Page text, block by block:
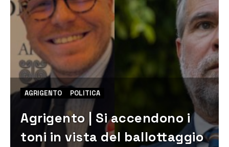
AGRIGENTO POLITICA
Agrigento | Si accendono i
toni in vista del ballottaggio